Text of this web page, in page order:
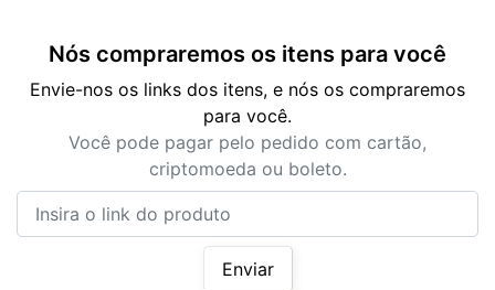
Nós compraremos os itens para você
Envie-nos os links dos itens, e nós os compraremos
para você.
Você pode pagar pelo pedido com cartão,
criptomoeda ou boleto.
Enviar